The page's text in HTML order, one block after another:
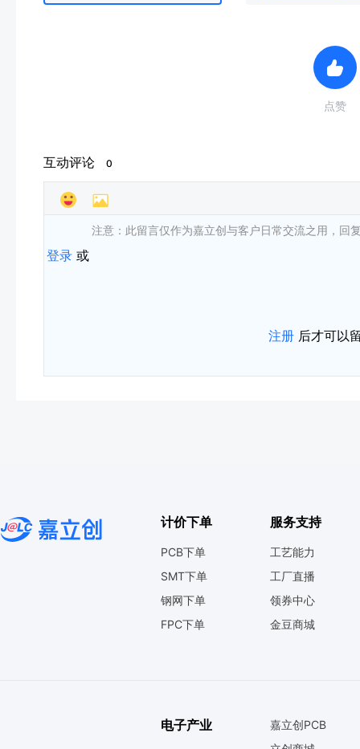
点赞
互动评论 0
注意：此留言仅作为嘉立创与客户日常交流之用，回
登录 或
注册 后才可以
计价下单
PCB下单
SMT下单
钢网下单
FPC下单
服务支持
工艺能力
工厂直播
领券中心
金豆商城
电子产业
嘉立创PCB